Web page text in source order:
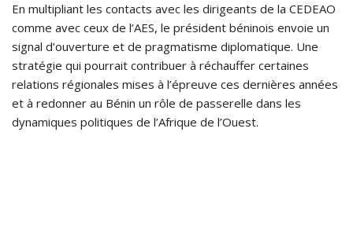
En multipliant les contacts avec les dirigeants de la CEDEAO
comme avec ceux de l’AES, le président béninois envoie un
signal d’ouverture et de pragmatisme diplomatique. Une
stratégie qui pourrait contribuer à réchauffer certaines
relations régionales mises à l’épreuve ces dernières années
et à redonner au Bénin un rôle de passerelle dans les
dynamiques politiques de l’Afrique de l’Ouest.